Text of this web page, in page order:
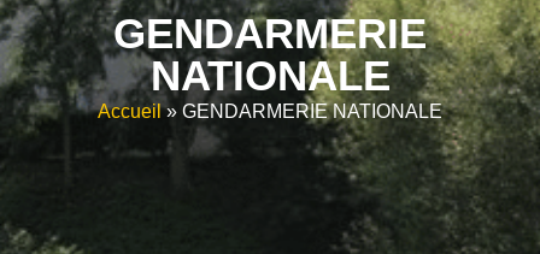
GENDARMERIE
NATIONALE
Accueil» GENDARMERIE NATIONALE